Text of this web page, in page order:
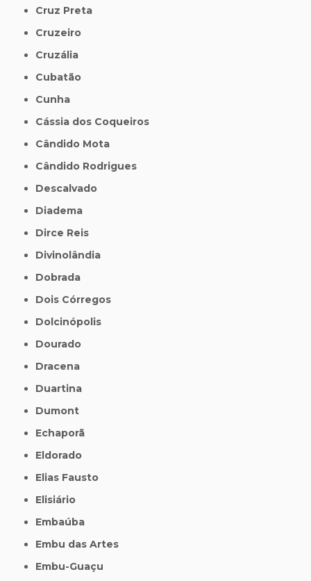
Cruz Preta
Cruzeiro
Cruzália
Cubatão
Cunha
Cássia dos Coqueiros
Cândido Mota
Cândido Rodrigues
Descalvado
Diadema
Dirce Reis
Divinolândia
Dobrada
Dois Córregos
Dolcinópolis
Dourado
Dracena
Duartina
Dumont
Echaporã
Eldorado
Elias Fausto
Elisiário
Embaúba
Embu das Artes
Embu-Guaçu